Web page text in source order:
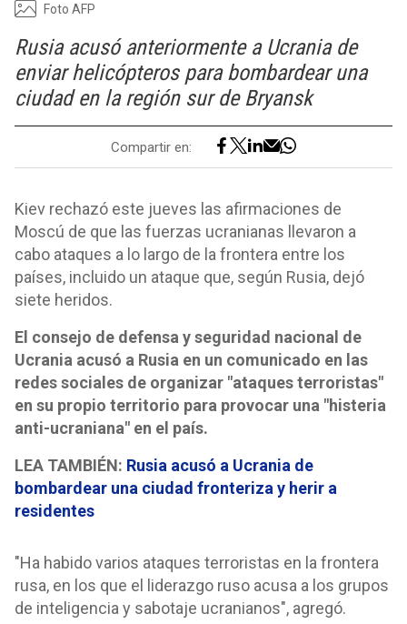
Foto AFP
Rusia acusó anteriormente a Ucrania de
enviar helicópteros para bombardear una
ciudad en la región sur de Bryansk
Compartir en:
Kiev rechazó este jueves las afirmaciones de
Moscú de que las fuerzas ucranianas llevaron a
cabo ataques a lo largo de la frontera entre los
países, incluido un ataque que, según Rusia, dejó
siete heridos.
El consejo de defensa y seguridad nacional de
Ucrania acusó a Rusia en un comunicado en las
redes sociales de organizar "ataques terroristas"
en su propio territorio para provocar una "histeria
anti-ucraniana" en el país.
LEA TAMBIÉN: Rusia acusó a Ucrania de
bombardear una ciudad fronteriza y herir a
residentes
"Ha habido varios ataques terroristas en la frontera
rusa, en los que el liderazgo ruso acusa a los grupos
de inteligencia y sabotaje ucranianos", agregó.